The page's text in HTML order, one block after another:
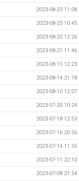
2023-08-23 11:08
2023-08-23 10:45
2023-08-22 12:26
2023-08-21 11:46
2023-08-15 12:23
2023-08-14 21:18
2023-08-10 12:07
2023-07-20 10:24
2023-07-18 12:53
2023-07-16 20:56
2023-07-14 11:55
2023-07-11 22:10
2023-07-08 21:54